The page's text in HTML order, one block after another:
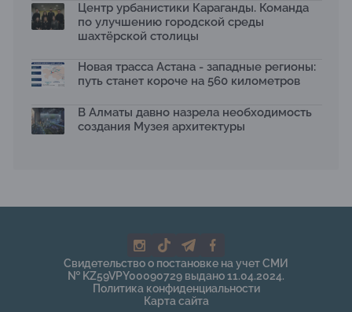
темой новой выставки в «Целинном»
13.07.2026
Қазақстан»: воспитанники подарили вторую жизнь
отходам
08.07.2026
Ко Дню столицы в Нуре благоустроили шесть
общественных пространств
06.07.2026
МЧС усилило мониторинг рек и моренных озер после
На общественных слушаниях представили
экологическую стратегию развития Алматы до 2040
Центр урбанистики Караганды. Команда
по улучшению городской среды
шахтёрской столицы
Новая трасса Астана - западные регионы:
путь станет короче на 560 километров
В Алматы давно назрела необходимость
создания Музея архитектуры
Свидетельство о постановке на учет СМИ
№ KZ59VPY00090729 выдано 11.04.2024.
Политика конфиденциальности
Карта сайта